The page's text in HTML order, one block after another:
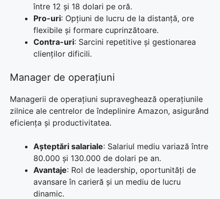
între 12 și 18 dolari pe oră.
Pro-uri: Opțiuni de lucru de la distanță, ore
flexibile și formare cuprinzătoare.
Contra-uri: Sarcini repetitive și gestionarea
clienților dificili.
Manager de operațiuni
Managerii de operațiuni supraveghează operațiunile
zilnice ale centrelor de îndeplinire Amazon, asigurând
eficiența și productivitatea.
Așteptări salariale: Salariul mediu variază între
80.000 și 130.000 de dolari pe an.
Avantaje: Rol de leadership, oportunități de
avansare în carieră și un mediu de lucru
dinamic.